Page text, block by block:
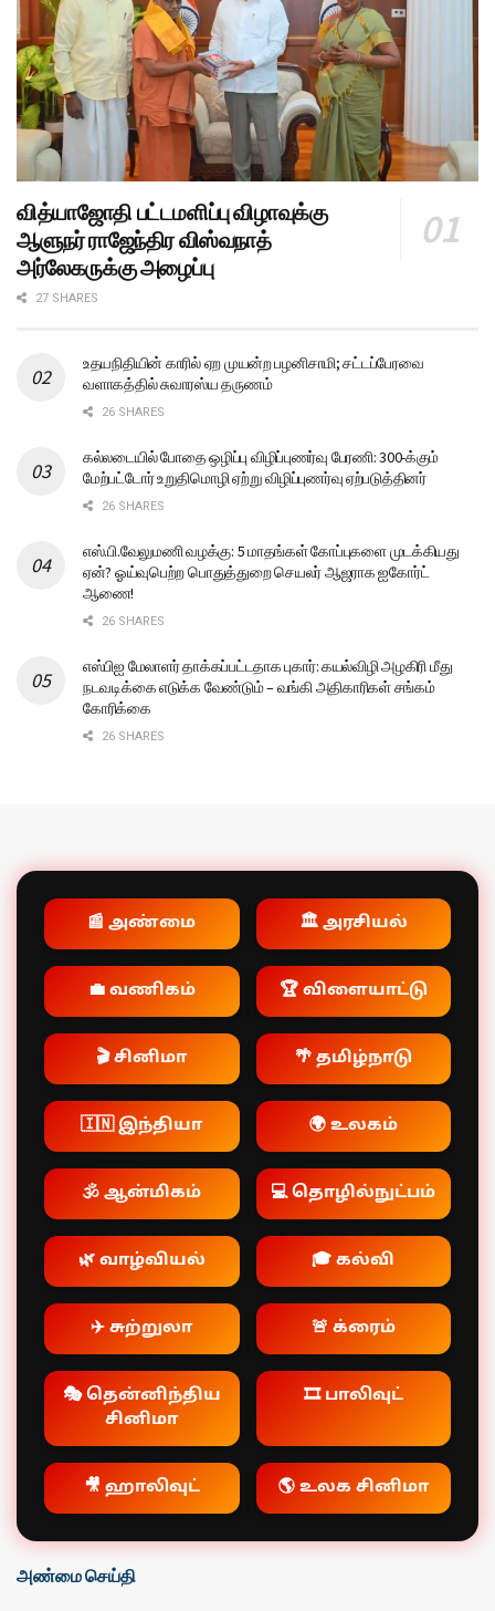
வித்யாஜோதி பட்டமளிப்பு விழாவுக்கு
ஆளுநர் ராஜேந்திர விஸ்வநாத்
அர்லேகருக்கு அழைப்பு
27 SHARES
உதயநிதியின் காரில் ஏற முயன்ற பழனிசாமி; சட்டப்பேரவை
வளாகத்தில் சுவாரஸ்ய தருணம்
26 SHARES
கல்லடையில் போதை ஒழிப்பு விழிப்புணர்வு பேரணி: 300-க்கும்
மேற்பட்டோர் உறுதிமொழி ஏற்று விழிப்புணர்வு ஏற்படுத்தினர்
26 SHARES
எஸ்.பி.வேலுமணி வழக்கு: 5 மாதங்கள் கோப்புகளை முடக்கியது
ஏன்? ஓய்வுபெற்ற பொதுத்துறை செயலர் ஆஜராக ஐகோர்ட்
ஆணை!
26 SHARES
எஸ்பிஐ மேலாளர் தாக்கப்பட்டதாக புகார்: கயல்விழி அழகிரி மீது
நடவடிக்கை எடுக்க வேண்டும் – வங்கி அதிகாரிகள் சங்கம்
கோரிக்கை
26 SHARES
📰 அண்மை 🏛️ அரசியல்
💼 வணிகம் 🏆 விளையாட்டு
🎬 சினிமா 🌴 தமிழ்நாடு
🇮🇳 இந்தியா 🌍 உலகம்
🕉️ ஆன்மிகம் 💻 தொழில்நுட்பம்
🌿 வாழ்வியல் 🎓 கல்வி
✈️ சுற்றுலா 🚨 க்ரைம்
🎭 தென்னிந்திய
சினிமா
🎞️ பாலிவுட்
🎥 ஹாலிவுட் 🌎 உலக சினிமா
அண்மை செய்தி